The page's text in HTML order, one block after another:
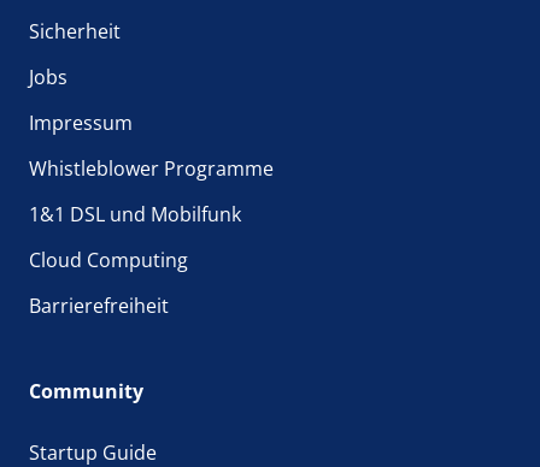
Sicherheit
Jobs
Impressum
Whistleblower Programme
1&1 DSL und Mobilfunk
Cloud Computing
Barrierefreiheit
Community
Startup Guide